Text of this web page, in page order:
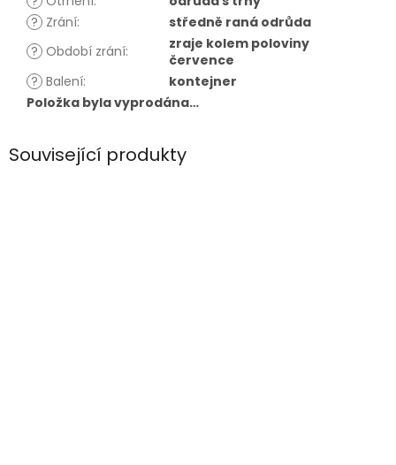
? Zrání:
středně raná odrůda
? Období zrání:
zraje kolem poloviny
července
? Balení:
kontejner
Položka byla vyprodána…
Související produkty